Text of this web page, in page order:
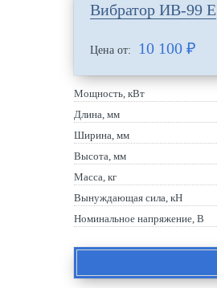
Вибратор ИВ-99 Е
Цена от: 10 100 ₽
Мощность, кВт
Длина, мм
Ширина, мм
Высота, мм
Масса, кг
Вынуждающая сила, кН
Номинальное напряжение, В